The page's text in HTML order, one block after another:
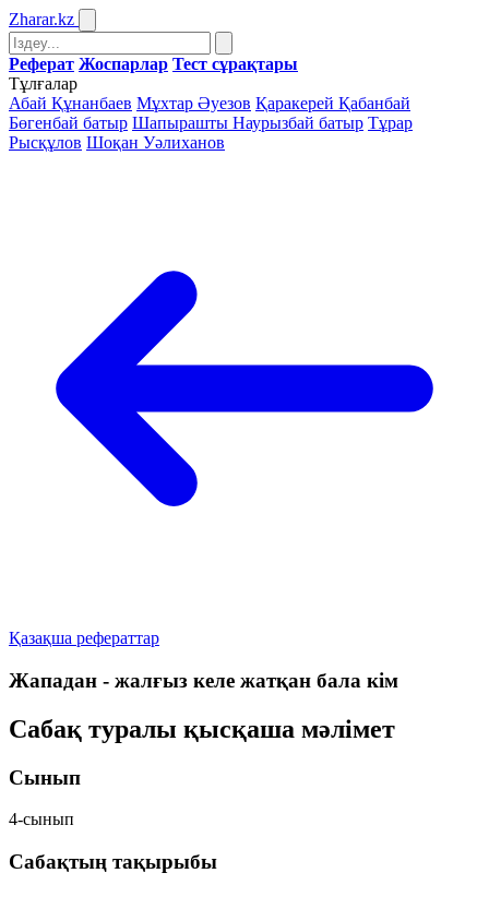
Zharar.kz
Реферат Жоспарлар Тест сұрақтары
Тұлғалар
Абай Құнанбаев Мұхтар Әуезов Қаракерей Қабанбай
Бөгенбай батыр Шапырашты Наурызбай батыр Тұрар
Рысқұлов Шоқан Уәлиханов
Қазақша рефераттар
Жападан - жалғыз келе жатқан бала кім
Сабақ туралы қысқаша мәлімет
Сынып
4-сынып
Сабақтың тақырыбы